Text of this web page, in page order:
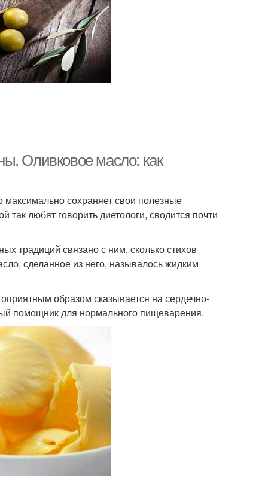
Оливковое масло: как
максимально сохраняет свои полезные
любят говорить диетологи, сводится почти
традиций связано с ним, сколько стихов
сделанное из него, называлось жидким
образом сказывается на сердечно-
помощник для нормального пищеварения.